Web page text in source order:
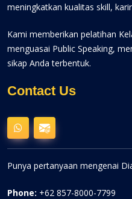
meningkatkan kualitas skill,
Kami memberikan pelatihan
menguasai Public Speaking,
sikap Anda terbentuk.
Contact Us
Punya pertanyaan mengenai
Phone: +62 857-8000-7799